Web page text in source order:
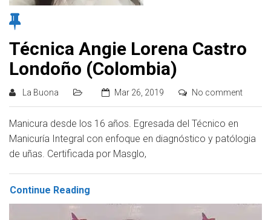
Técnica Angie Lorena Castro
Londoño (Colombia)
La Buona Mar 26, 2019 No comment
Manicura desde los 16 años. Egresada del Técnico en
Manicuría Integral con enfoque en diagnóstico y patólogia
de uñas. Certificada por Masglo,
Continue Reading